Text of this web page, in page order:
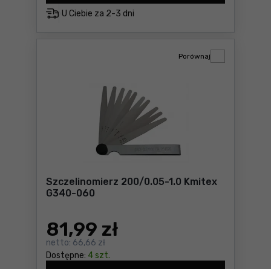
U Ciebie za 2-3 dni
Szczelinomierz 200/0.05-1.0 Kmitex
G340-060
81,99 zł
netto: 66,66 zł
Dostępne: 4 szt.
Porównaj